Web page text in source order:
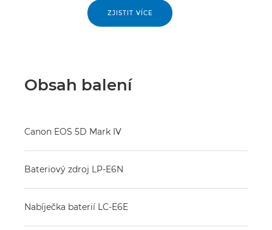
ZJISTIT VÍCE
Obsah balení
Canon EOS 5D Mark IV
Bateriový zdroj LP-E6N
Nabíječka baterií LC-E6E